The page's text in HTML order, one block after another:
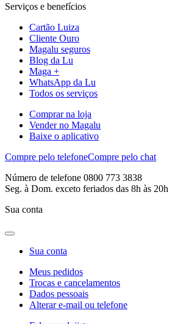
Serviços e benefícios
Cartão Luiza
Cliente Ouro
Magalu seguros
Blog da Lu
Maga +
WhatsApp da Lu
Todos os serviços
Comprar na loja
Vender no Magalu
Baixe o aplicativo
Compre pelo telefoneCompre pelo chat
Número de telefone 0800 773 3838
Seg. à Dom. exceto feriados das 8h às 20h
Sua conta
Sua conta
Meus pedidos
Trocas e cancelamentos
Dados pessoais
Alterar e-mail ou telefone